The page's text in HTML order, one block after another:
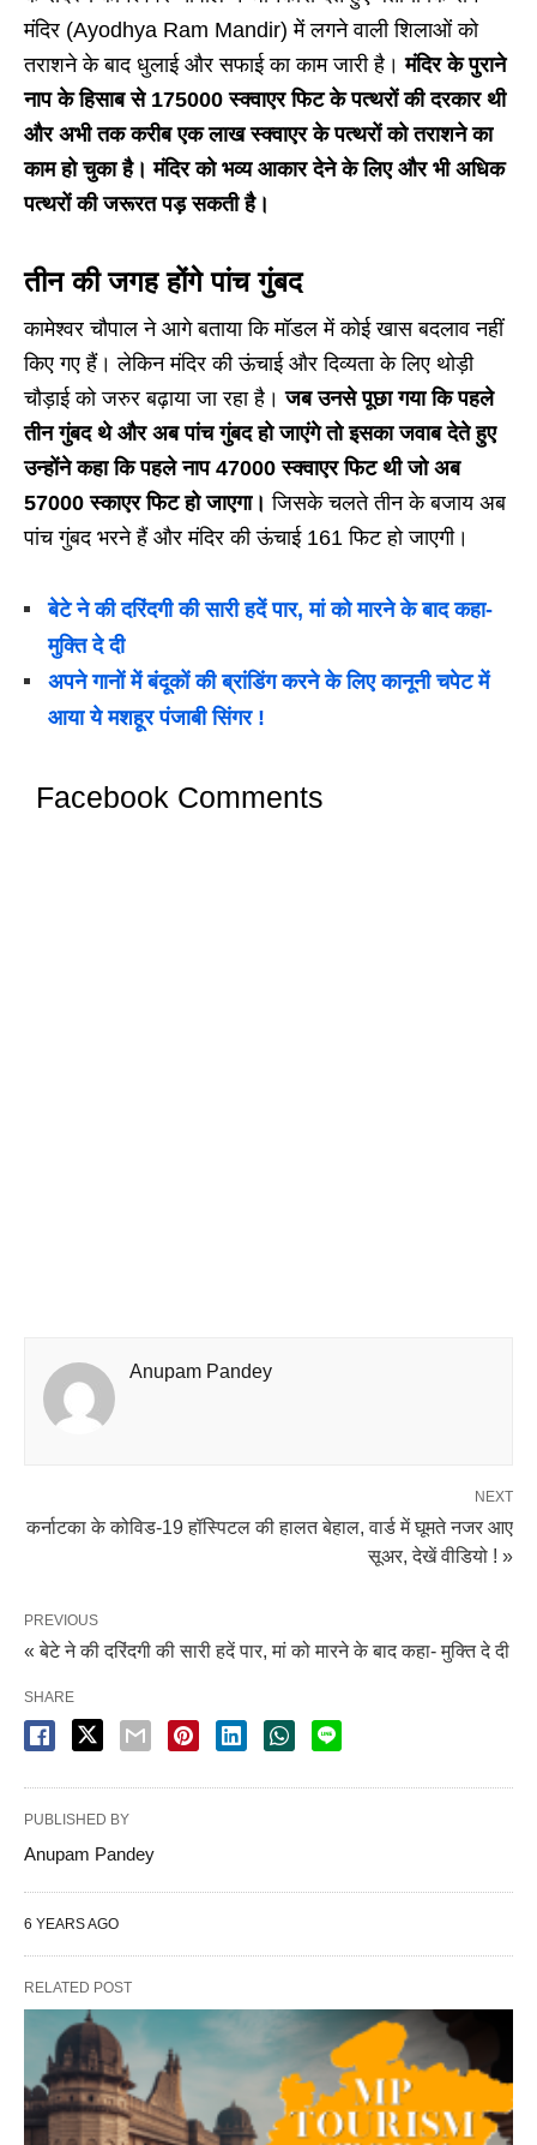
मंदिर (Ayodhya Ram Mandir) में लगने वाली शिलाओं को
तराशने के बाद धुलाई और सफाई का काम जारी है।मंदिर के पुराने
नाप के हिसाब से 175000 स्क्वाएर फिट के पत्थरों की दरकार थी
और अभी तक करीब एक लाख स्क्वाएर के पत्थरों को तराशने का
काम हो चुका है। मंदिर को भव्य आकार देने के लिए और भी अधिक
पत्थरों की जरूरत पड़ सकती है।
तीन की जगह होंगे पांच गुंबद
कामेश्वर चौपाल ने आगे बताया कि मॉडल में कोई खास बदलाव नहीं
किए गए हैं। लेकिन मंदिर की ऊंचाई और दिव्यता के लिए थोड़ी
चौड़ाई को जरुर बढ़ाया जा रहा है। जब उनसे पूछा गया कि पहले
तीन गुंबद थे और अब पांच गुंबद हो जाएंगे तो इसका जवाब देते हुए
उन्होंने कहा कि पहले नाप 47000 स्क्वाएर फिट थी जो अब
57000 स्काएर फिट हो जाएगा।जिसके चलते तीन के बजाय अब
पांच गुंबद भरने हैं और मंदिर की ऊंचाई 161 फिट हो जाएगी।
बेटे ने की दरिंदगी की सारी हदें पार, मां को मारने के बाद कहा-
मुक्ति दे दी
अपने गानों में बंदूकों की ब्रांडिंग करने के लिए कानूनी चपेट में
आया ये मशहूर पंजाबी सिंगर !
Facebook Comments
Anupam Pandey
NEXT
कर्नाटका के कोविड-19 हॉस्पिटल की हालत बेहाल, वार्ड में घूमते नजर आए
सूअर, देखें वीडियो ! »
PREVIOUS
« बेटे ने की दरिंदगी की सारी हदें पार, मां को मारने के बाद कहा- मुक्ति दे दी
SHARE
PUBLISHED BY
Anupam Pandey
6 YEARS AGO
RELATED POST